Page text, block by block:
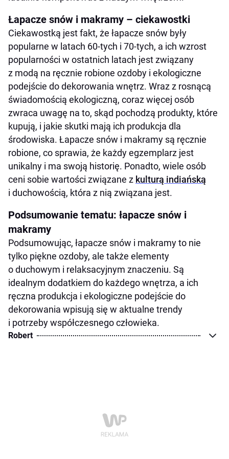
Łapacze snów i makramy – ciekawostki
Ciekawostką jest fakt, że łapacze snów były
popularne w latach 60-tych i 70-tych, a ich wzrost
popularności w ostatnich latach jest związany
z modą na ręcznie robione ozdoby i ekologiczne
podejście do dekorowania wnętrz. Wraz z rosnącą
świadomością ekologiczną, coraz więcej osób
zwraca uwagę na to, skąd pochodzą produkty, które
kupują, i jakie skutki mają ich produkcja dla
środowiska. Łapacze snów i makramy są ręcznie
robione, co sprawia, że każdy egzemplarz jest
unikalny i ma swoją historię. Ponadto, wiele osób
ceni sobie wartości związane z kulturą indiańską
i duchowością, która z nią związana jest.
Podsumowanie tematu: łapacze snów i
makramy
Podsumowując, łapacze snów i makramy to nie
tylko piękne ozdoby, ale także elementy
o duchowym i relaksacyjnym znaczeniu. Są
idealnym dodatkiem do każdego wnętrza, a ich
ręczna produkcja i ekologiczne podejście do
dekorowania wpisują się w aktualne trendy
i potrzeby współczesnego człowieka.
Robert